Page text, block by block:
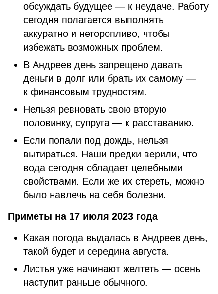
обсуждать будущее — к неудаче. Работу
сегодня полагается выполнять
аккуратно и неторопливо, чтобы
избежать возможных проблем.
В Андреев день запрещено давать
деньги в долг или брать их самому —
к финансовым трудностям.
Нельзя ревновать свою вторую
половинку, супруга — к расставанию.
Если попали под дождь, нельзя
вытираться. Наши предки верили, что
вода сегодня обладает целебными
свойствами. Если же их стереть, можно
было навлечь на себя болезни.
Приметы на 17 июля 2023 года
Какая погода выдалась в Андреев день,
такой будет и середина августа.
Листья уже начинают желтеть — осень
наступит раньше обычного.